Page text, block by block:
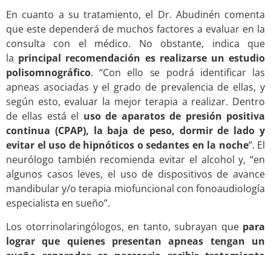
En cuanto a su tratamiento, el Dr. Abudinén comenta
que este dependerá de muchos factores a evaluar en la
consulta con el médico. No obstante, indica que
la principal recomendación es realizarse un estudio
polisomnográfico. “Con ello se podrá identificar las
apneas asociadas y el grado de prevalencia de ellas, y
según esto, evaluar la mejor terapia a realizar. Dentro
de ellas está el uso de aparatos de presión positiva
continua (CPAP), la baja de peso, dormir de lado y
evitar el uso de hipnóticos o sedantes en la noche”. El
neurólogo también recomienda evitar el alcohol y, “en
algunos casos leves, el uso de dispositivos de avance
mandibular y/o terapia miofuncional con fonoaudiología
especialista en sueño”.
Los otorrinolaringólogos, en tanto, subrayan que para
lograr que quienes presentan apneas tengan un